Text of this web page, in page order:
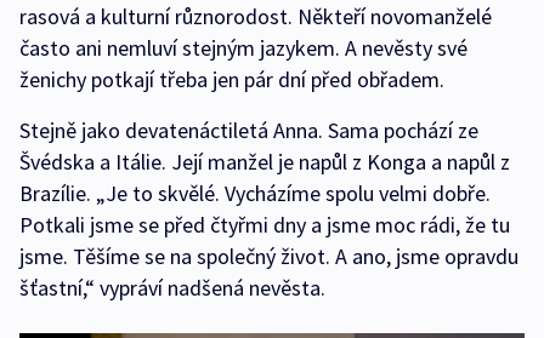
rasová a kulturní různorodost. Někteří novomanželé
často ani nemluví stejným jazykem. A nevěsty své
ženichy potkají třeba jen pár dní před obřadem.
Stejně jako devatenáctiletá Anna. Sama pochází ze
Švédska a Itálie. Její manžel je napůl z Konga a napůl z
Brazílie. „Je to skvělé. Vycházíme spolu velmi dobře.
Potkali jsme se před čtyřmi dny a jsme moc rádi, že tu
jsme. Těšíme se na společný život. A ano, jsme opravdu
šťastní,“ vypráví nadšená nevěsta.